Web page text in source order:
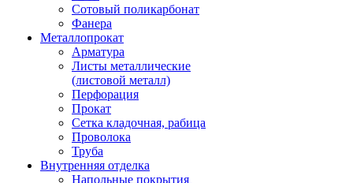
Сотовый поликарбонат
Фанера
Металлопрокат
Арматура
Листы металлические
(листовой металл)
Перфорация
Прокат
Сетка кладочная, рабица
Проволока
Труба
Внутренняя отделка
Напольные покрытия